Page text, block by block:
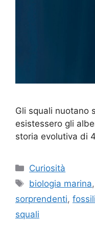
Gli squali nuotano
esistessero gli
storia evolutiva di
Categorie
Curiosità
Tag
biologia marina,
sorprendenti, fossili
squali